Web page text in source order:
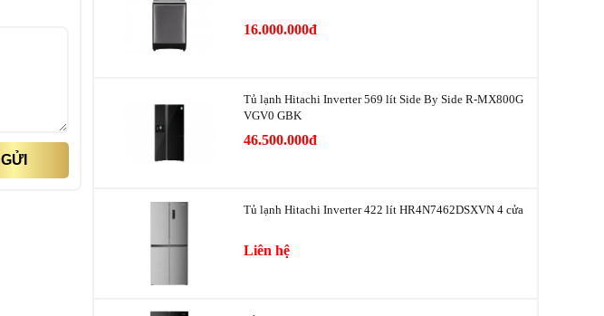
GỬI
Mức tiêu thụ điện năng
Công suất tiêu thụ công bố
Hệ thống quạt kép, Cảm biến nhiệt Eco,
16.000.000đ
Tủ lạnh Hitachi Inverter 569 lít Side By Side R-MX800G
VGV0 GBK
46.500.000đ
Tủ lạnh Hitachi Inverter 422 lít HR4N7462DSXVN 4 cửa
Liên hệ